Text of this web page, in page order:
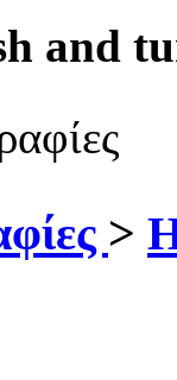
and
>